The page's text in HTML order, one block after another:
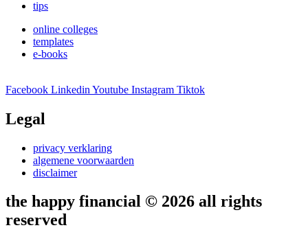
tips
online colleges
templates
e-books
Facebook Linkedin Youtube Instagram Tiktok
Legal
privacy verklaring
algemene voorwaarden
disclaimer
the happy financial © 2026 all rights
reserved